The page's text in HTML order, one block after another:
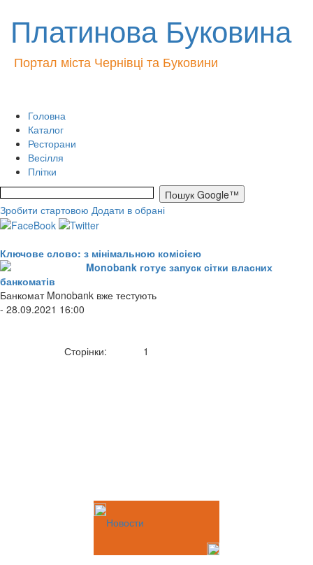
Платинова Буковина
Портал міста Чернівці та Буковини
Головна
Каталог
Ресторани
Весілля
Плітки
Зробити стартовою Додати в обрані
Ключове слово: з мінімальною комісією
Monobank готує запуск сітки власних
банкоматів
Банкомат Monobank вже тестують
- 28.09.2021 16:00
Сторінки: 1
Новости